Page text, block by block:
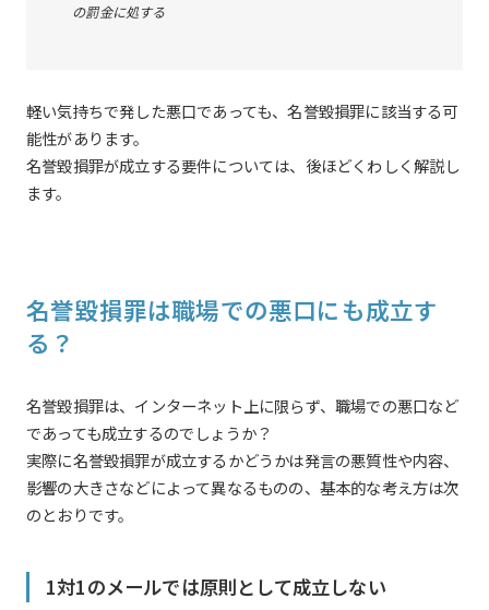
の罰金に処する
軽い気持ちで発した悪口であっても、名誉毀損罪に該当する可
能性があります。
名誉毀損罪が成立する要件については、後ほどくわしく解説し
ます。
名誉毀損罪は職場での悪口にも成立す
る？
名誉毀損罪は、インターネット上に限らず、職場での悪口など
であっても成立するのでしょうか？
実際に名誉毀損罪が成立するかどうかは発言の悪質性や内容、
影響の大きさなどによって異なるものの、基本的な考え方は次
のとおりです。
1対1のメールでは原則として成立しない